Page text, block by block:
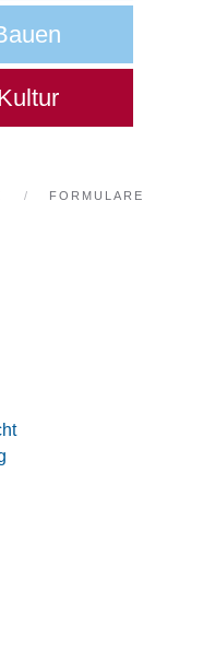
FORMULARE